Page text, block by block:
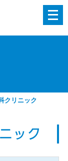
メ
ニ
く
クリニック
ック